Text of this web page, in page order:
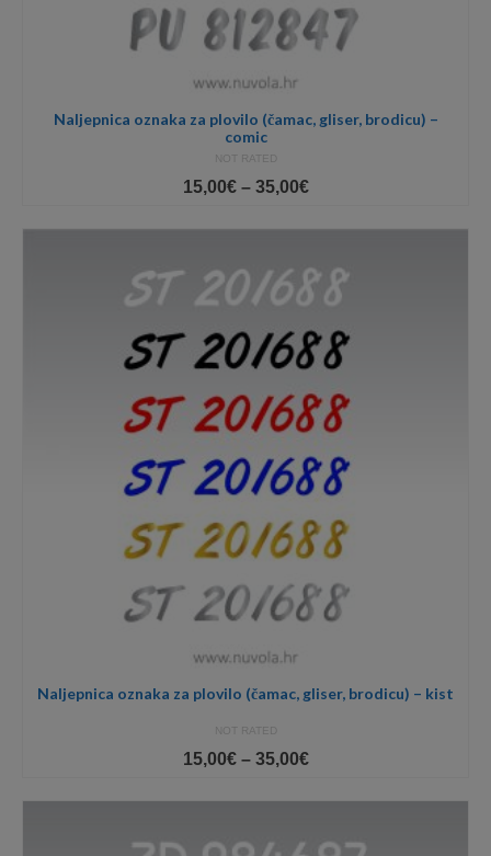
Naljepnica oznaka za plovilo (čamac, gliser, brodicu) –
comic
NOT RATED
15,00€ – 35,00€Price
15,00€
35,00€
Naljepnica oznaka za plovilo (čamac, gliser, brodicu) – kist
NOT RATED
15,00€ – 35,00€Price
15,00€
35,00€